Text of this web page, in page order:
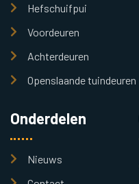
Hefschuifpui
Voordeuren
Achterdeuren
Openslaande tuindeuren
Onderdelen
Nieuws